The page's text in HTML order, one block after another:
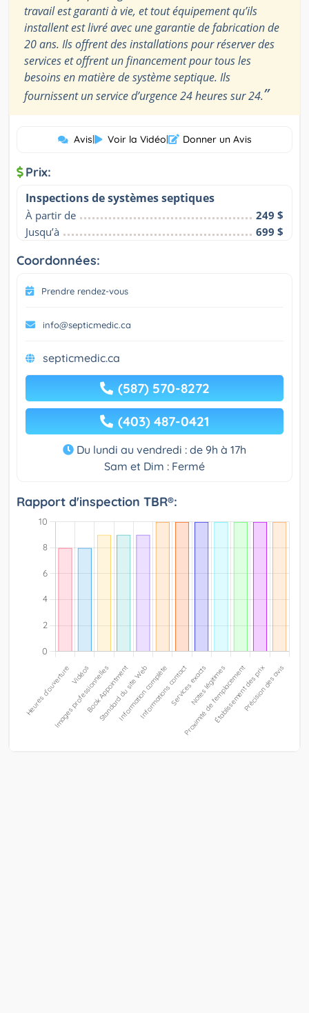
travail est garanti à vie, et tout équipement qu’ils
installent est livré avec une garantie de fabrication de
20 ans. Ils offrent des installations pour réserver des
services et offrent un financement pour tous les
besoins en matière de système septique. Ils
fournissent un service d’urgence 24 heures sur 24.”
Avis| Voir la Vidéo| Donner un Avis
Prix:
Inspections de systèmes septiques
À partir de
249 $
Jusqu’à
699 $
Coordonnées:
Prendre rendez-vous
info@septicmedic.ca
septicmedic.ca
(587) 570-8272
(403) 487-0421
Du lundi au vendredi : de 9h à 17h
Sam et Dim : Fermé
Rapport d'inspection TBR®: